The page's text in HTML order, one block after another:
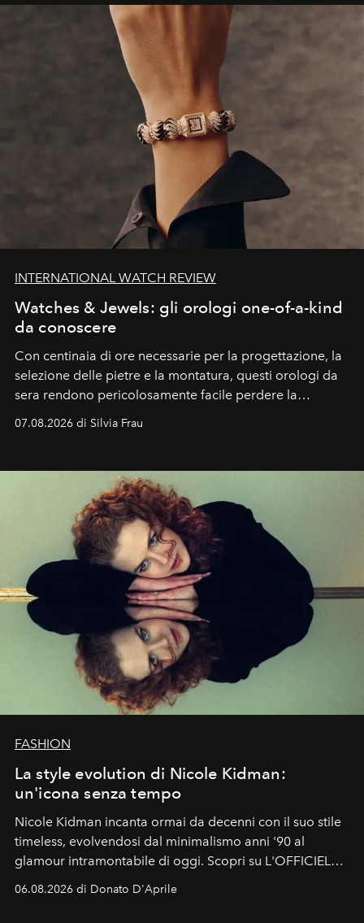
INTERNATIONAL WATCH REVIEW
Watches & Jewels: gli orologi one-of-a-kind
da conoscere
Con centinaia di ore necessarie per la progettazione, la
selezione delle pietre e la montatura, questi orologi da
sera rendono pericolosamente facile perdere la
07.08.2026 di Silvia Frau
FASHION
La style evolution di Nicole Kidman:
un'icona senza tempo
Nicole Kidman incanta ormai da decenni con il suo stile
timeless, evolvendosi dal minimalismo anni '90 al
glamour intramontabile di oggi. Scopri su L'OFFICIEL
06.08.2026 di Donato D'Aprile